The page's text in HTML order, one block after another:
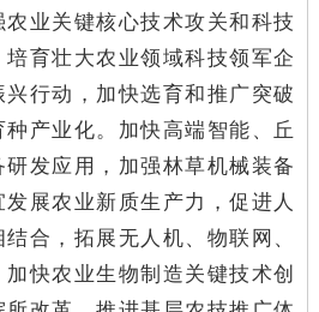
业关键核心技术攻关和科技
育壮大农业领域科技领军企
行动，加快选育和推广突破
产业化。加快高端智能、丘
发应用，加强林草机械装备
展农业新质生产力，促进人
合，拓展无人机、物联网、
快农业生物制造关键技术创